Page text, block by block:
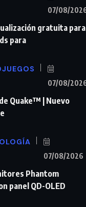
07/08/
gratuita para
para
07/08/
Quake™ | Nuevo
07/08/2026
Phantom
panel QD-OLED